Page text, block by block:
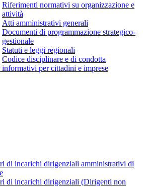
Riferimenti normativi su organizzazione e
attività
Atti amministrativi generali
Documenti di programmazione strategico-
gestionale
Statuti e leggi regionali
Codice disciplinare e di condotta
informativi per cittadini e imprese
di incarichi dirigenziali amministrativi di
di incarichi dirigenziali (Dirigenti non